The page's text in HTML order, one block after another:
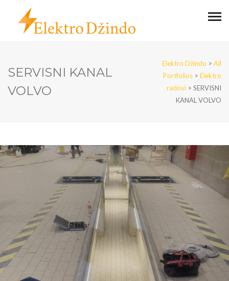
SERVISNI KANAL
VOLVO
Elektro Džindo > All
Portfolios > Elektro
radovi > SERVISNI
KANAL VOLVO